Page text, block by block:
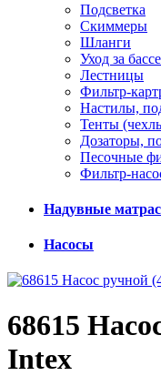
Подсветка
Скиммеры
Шланги
Уход за
Лестницы
Фильтр-
Настилы,
Тенты
Дозаторы,
Песочные
Фильтр-
Надувные
Насосы
68615
Intex